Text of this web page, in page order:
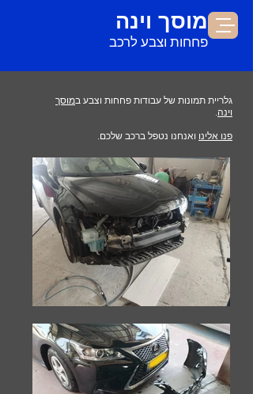
מוסך וינה
פחחות וצבע לרכב
גלריית תמונות של עבודות פחחות וצבע במוסך
וינה.
פנו אלינו ואנחנו נטפל ברכב שלכם.